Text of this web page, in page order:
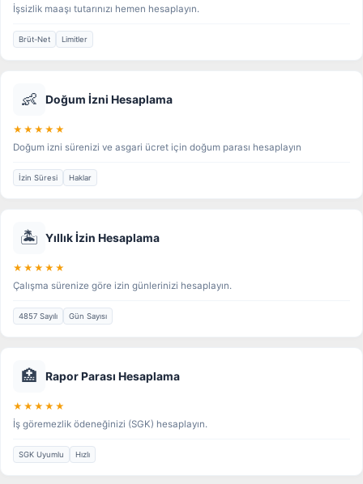
İşsizlik maaşı tutarınızı hemen hesaplayın.
Brüt-Net Limitler
👶 Doğum İzni Hesaplama
★★★★★
Doğum izni sürenizi ve asgari ücret için doğum parası hesaplayın
İzin Süresi Haklar
🏝️ Yıllık İzin Hesaplama
★★★★★
Çalışma sürenize göre izin günlerinizi hesaplayın.
4857 Sayılı Gün Sayısı
🏥 Rapor Parası Hesaplama
★★★★★
İş göremezlik ödeneğinizi (SGK) hesaplayın.
SGK Uyumlu Hızlı